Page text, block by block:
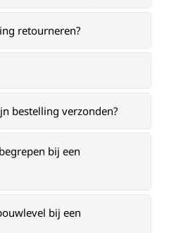
retourneren?
bestelling verzonden?
bij een
bij een